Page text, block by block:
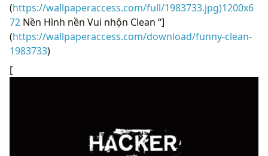
(https://wallpaperaccess.com/full/1983733.jpg)1200x6
72 Nền Hình nền Vui nhộn Clean “]
(https://wallpaperaccess.com/download/funny-clean-
1983733)
[